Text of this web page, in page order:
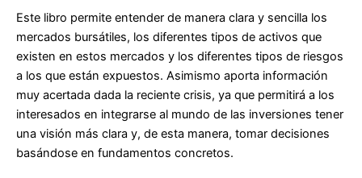
Este libro permite entender de manera clara y sencilla los
mercados bursátiles, los diferentes tipos de activos que
existen en estos mercados y los diferentes tipos de riesgos
a los que están expuestos. Asimismo aporta información
muy acertada dada la reciente crisis, ya que permitirá a los
interesados en integrarse al mundo de las inversiones tener
una visión más clara y, de esta manera, tomar decisiones
basándose en fundamentos concretos.